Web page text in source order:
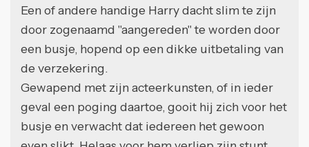
Een of andere handige Harry dacht slim te zijn
door zogenaamd "aangereden" te worden door
een busje, hopend op een dikke uitbetaling van
de verzekering.
Gewapend met zijn acteerkunsten, of in ieder
geval een poging daartoe, gooit hij zich voor het
busje en verwacht dat iedereen het gewoon